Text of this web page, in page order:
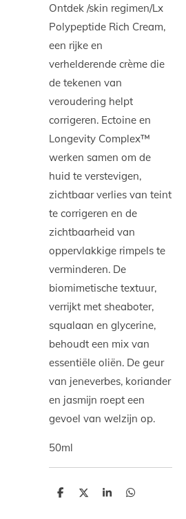
Ontdek /skin regimen/Lx
Polypeptide Rich Cream,
een rijke en
verhelderende crème die
de tekenen van
veroudering helpt
corrigeren. Ectoine en
Longevity Complex™
werken samen om de
huid te verstevigen,
zichtbaar verlies van teint
te corrigeren en de
zichtbaarheid van
oppervlakkige rimpels te
verminderen. De
biomimetische textuur,
verrijkt met sheaboter,
squalaan en glycerine,
behoudt een mix van
essentiële oliën. De geur
van jeneverbes, koriander
en jasmijn roept een
gevoel van welzijn op.
50ml
D
D
S
D